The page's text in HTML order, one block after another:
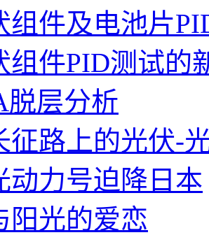
组件及电池片
组件PID测试的
脱层分析
征路上的光伏-
动力号迫降日本
阳光的爱恋